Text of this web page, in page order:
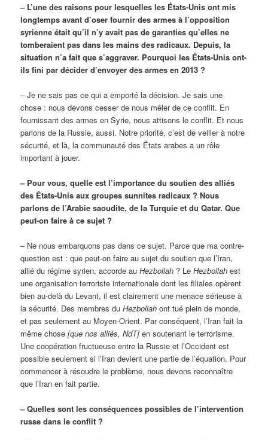
– L’une des raisons pour lesquelles les États-Unis ont mis
longtemps avant d’oser fournir des armes à l’opposition
syrienne était qu’il n’y avait pas de garanties qu’elles ne
tomberaient pas dans les mains des radicaux. Depuis, la
situation n’a fait que s’aggraver. Pourquoi les États-Unis ont-
ils fini par décider d’envoyer des armes en 2013 ?
– Je ne sais pas ce qui a emporté la décision. Je sais une
chose : nous devons cesser de nous mêler de ce conflit. En
fournissant des armes en Syrie, nous attisons le conflit. Et nous
parlons de la Russie, aussi. Notre priorité, c’est de veiller à notre
sécurité, et là, la communauté des États arabes a un rôle
important à jouer.
– Pour vous, quelle est l’importance du soutien des alliés
des États-Unis aux groupes sunnites radicaux ? Nous
parlons de l’Arabie saoudite, de la Turquie et du Qatar. Que
peut-on faire à ce sujet ?
– Ne nous embarquons pas dans ce sujet. Parce que ma contre-
question est : que peut-on faire au sujet du soutien que l’Iran,
allié du régime syrien, accorde auHezbollah ? LeHezbollah est
une organisation terroriste internationale dont les filiales opèrent
bien au-delà du Levant, il est clairement une menace sérieuse à
la sécurité. Des membres duHezbollah ont tué plein de monde,
et pas seulement au Moyen-Orient. Par conséquent, l’Iran fait la
même chose[que nos alliés, NdT] en soutenant le terrorisme.
Une coopération fructueuse entre la Russie et l’Occident est
possible seulement si l’Iran devient une partie de l’équation. Pour
commencer à résoudre le problème, nous devons reconnaître
que l’Iran en fait partie.
– Quelles sont les conséquences possibles de l’intervention
russe dans le conflit ?